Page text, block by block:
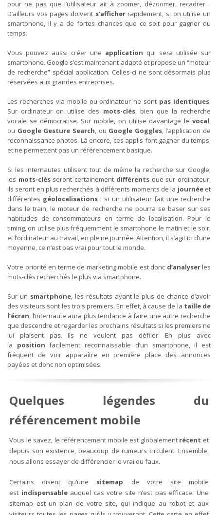
pour ne pas que l’utilisateur ait à zoomer, dézoomer, recadrer…
D’ailleurs vos pages doivent s’afficherrapidement, si on utilise un
smartphone, il y a de fortes chances que ce soit pour gagner du
temps.
Vous pouvez aussi créer une application qui sera utilisée sur
smartphone. Google s’est maintenant adapté et propose un “moteur
de recherche” spécial application. Celles-ci ne sont désormais plus
réservées aux grandes entreprises.
Les recherches via mobile ou ordinateur ne sont pas identiques.
Sur ordinateur on utilise des mots-clés, bien que la recherche
vocale se démocratise. Sur mobile, on utilise davantage le vocal,
ou Google Gesture Search, ou Google Goggles, l’application de
reconnaissance photos. Là encore, ces applis font gagner du temps,
et ne permettent pas un référencement basique.
Si les internautes utilisent tout de même la recherche sur Google,
les mots-clés seront certainement différents que sur ordinateur,
ils seront en plus recherchés à différents moments de la journée et
différentes géolocalisations : si un utilisateur fait une recherche
dans le train, le moteur de recherche ne pourra se baser sur ses
habitudes de consommateurs en terme de localisation. Pour le
timing, on utilise plus fréquemment le smartphone le matin et le soir,
et l’ordinateur au travail, en pleine journée. Attention, il s’agit ici d’une
moyenne, ce n’est pas vrai pour tout le monde.
Votre priorité en terme de marketing mobile est donc d’analyserles
mots-clés recherchés le plus via smartphone.
Sur un smartphone, les résultats ayant le plus de chance d’avoir
des visiteurs sont les trois premiers. En effet, à cause de la taille de
l’écran, l’internaute aura plus tendance à faire une autre recherche
que descendre et regarder les prochains résultats si les premiers ne
lui plaisent pas. Ils ne veulent pas défiler. En plus avec
la positionfacilement reconnaissable d’un smartphone, il est
fréquent de voir apparaître en première place des annonces
payées et donc non optimisées.
Quelques légendes du
référencement mobile
Vous le savez, le référencement mobile est globalement récent et
depuis son existence, beaucoup de rumeurs circulent. Ensemble,
nous allons essayer de différencier le vrai du faux.
Certains disent qu’une sitemap de votre site mobile
est indispensable auquel cas votre site n’est pas efficace. Une
sitemap est un plan de votre site, qui indique au robot et aux